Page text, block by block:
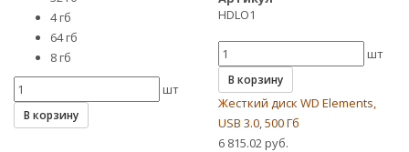
4 гб
64 гб
8 гб
шт
В корзину
HDLO1
шт
В корзину
Жесткий диск WD Elements,
USB 3.0, 500 Гб
6 815.02 руб.